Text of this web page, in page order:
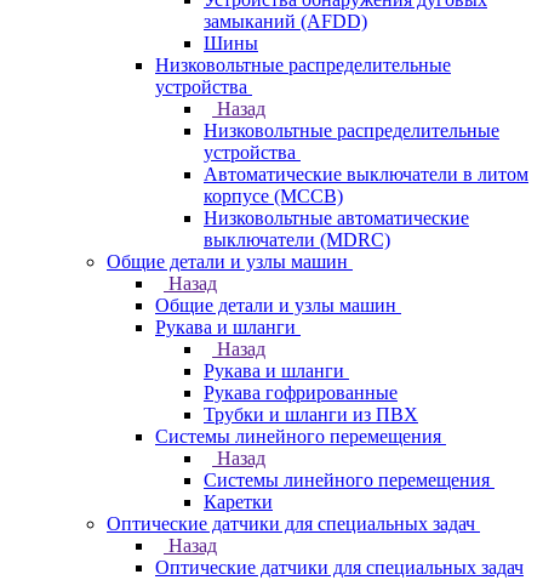
замыканий (AFDD)
Шины
Низковольтные распределительные
устройства
Назад
Низковольтные распределительные
устройства
Автоматические выключатели в литом
корпусе (MCCB)
Низковольтные автоматические
выключатели (MDRC)
Общие детали и узлы машин
Назад
Общие детали и узлы машин
Рукава и шланги
Назад
Рукава и шланги
Рукава гофрированные
Трубки и шланги из ПВХ
Системы линейного перемещения
Назад
Системы линейного перемещения
Каретки
Оптические датчики для специальных задач
Назад
Оптические датчики для специальных задач